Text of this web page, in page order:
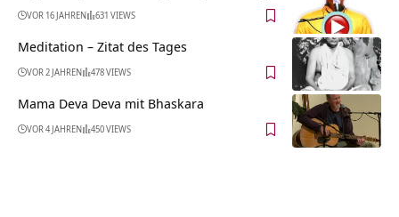
VOR 16 JAHREN 631 VIEWS
Meditation – Zitat des Tages
VOR 2 JAHREN 478 VIEWS
Mama Deva Deva mit Bhaskara
VOR 4 JAHREN 450 VIEWS